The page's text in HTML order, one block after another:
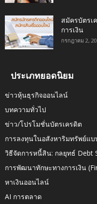
สมัครบัตรเ
การเงิน
กรกฎาคม 2,
ประเภทยอดนิยม
ข่าวหุ้นธุรกิจออนไลน์
บทความทั่วไป
ข่าว/โปรโมชั่นบัตรเครดิต
การลงทุนในอสังหาริมทรัพย์แบ
วิธีจัดการหนี้สิน: กลยุทธ์ Debt
การพัฒนาทักษะทางการเงิน
หาเงินออนไลน์
AI การตลาด